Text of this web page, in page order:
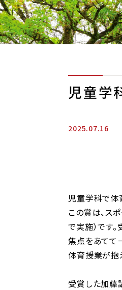
児童学
2025.07.16
児童学科で体
この賞は、ス
で実施）です
焦点をあてて
体育授業が抱
受賞した加藤